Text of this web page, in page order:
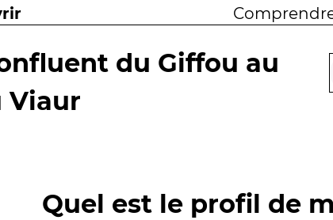
du Giffou au
Viaur
Quel est le profil de